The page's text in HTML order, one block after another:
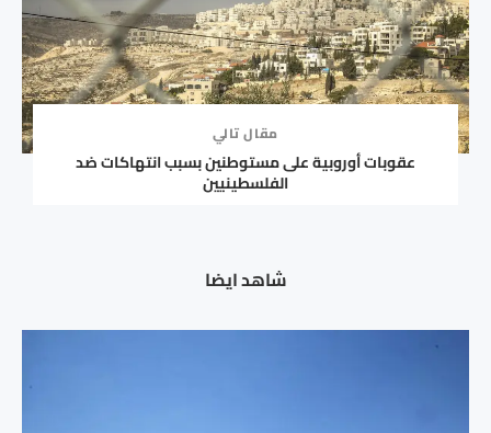
مقال تالي
عقوبات أوروبية على مستوطنين بسبب انتهاكات ضد
الفلسطينيين
شاهد ايضا